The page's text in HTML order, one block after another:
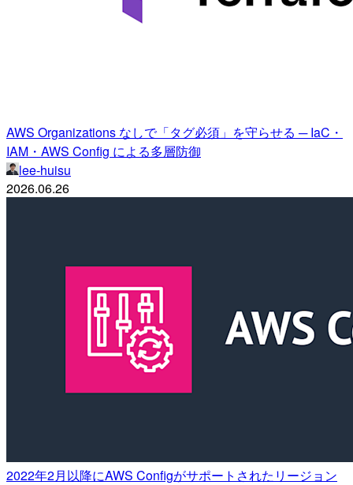
AWS Organizations なしで「タグ必須」を守らせる ─ IaC・
IAM・AWS Config による多層防御
lee-huisu
2026.06.26
2022年2月以降にAWS Configがサポートされたリージョン